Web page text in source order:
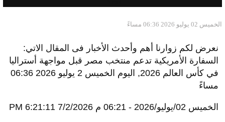
الخميس 02 يوليو 2026 06:36 مساءً
نعرض لكم زوارنا أهم وأحدث الأخبار فى المقال الاتي:
السفارة الأمريكية تدعم منتخب مصر قبل مواجهة أستراليا
في كأس العالم 2026, اليوم الخميس 2 يوليو 2026 06:36
مساءً
الخميس 02/يوليو/2026 - 06:21 م 7/2/2026 6:21:11 PM